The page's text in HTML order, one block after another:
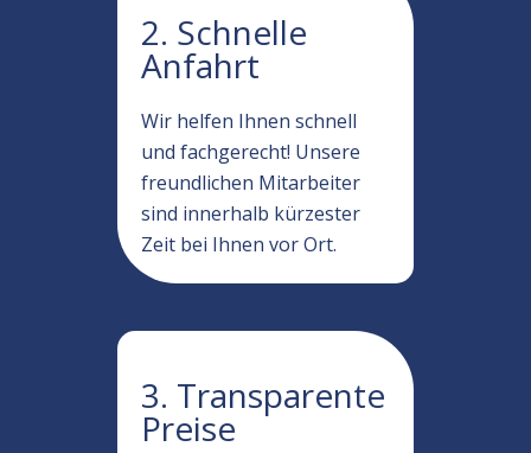
2. Schnelle
Anfahrt
Wir helfen Ihnen schnell
und fachgerecht! Unsere
freundlichen Mitarbeiter
sind innerhalb kürzester
Zeit bei Ihnen vor Ort.
3. Transparente
Preise